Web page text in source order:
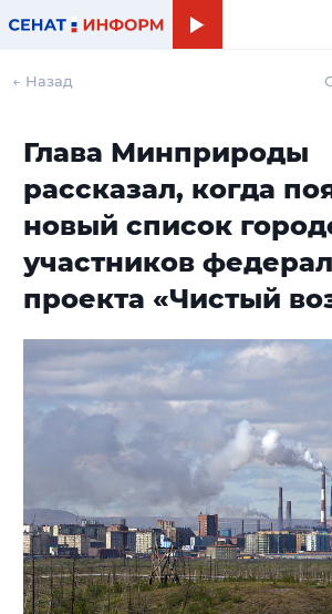
← Назад
Глава Минприроды
рассказал, когда
новый список
участников
проекта «Чистый